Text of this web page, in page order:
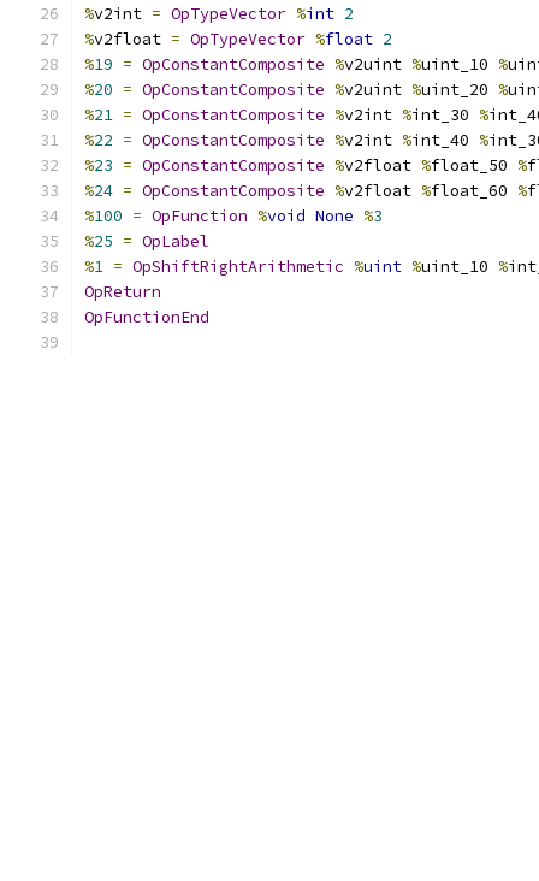
%v2int = OpTypeVector %int 2
%v2float = OpTypeVector %float 2
%19 = OpConstantComposite %v2uint %uint_10 %
%20 = OpConstantComposite %v2uint %uint_20 %
%21 = OpConstantComposite %v2int %int_30 %
%22 = OpConstantComposite %v2int %int_40 %
%23 = OpConstantComposite %v2float %float_50 %
%24 = OpConstantComposite %v2float %float_60 %
%100 = OpFunction %void None %3
%25 = OpLabel
%1 = OpShiftRightArithmetic %uint %uint_10 %
OpReturn
OpFunctionEnd